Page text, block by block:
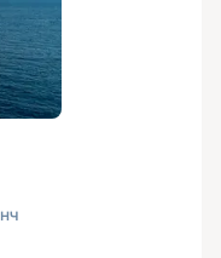
нч